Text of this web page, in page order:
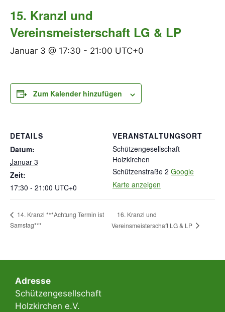
15. Kranzl und
Vereinsmeisterschaft LG & LP
Januar 3 @ 17:30 - 21:00 UTC+0
Zum Kalender hinzufügen
DETAILS
Datum:
Januar 3
Zeit:
17:30 - 21:00 UTC+0
VERANSTALTUNGSORT
Schützengesellschaft
Holzkirchen
Schützenstraße 2 Google
Karte anzeigen
14. Kranzl ***Achtung Termin ist
Samstag***
16. Kranzl und
Vereinsmeisterschaft LG & LP
Adresse​
Schützengesellschaft
Holzkirchen e.V.